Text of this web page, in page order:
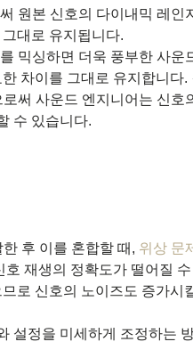
원본 신호의 다이내믹 레
대로 유지됩니다.
믹싱하면 더욱 풍부한 사
차이를 그대로 유지합니
써 사운드 엔지니어는 신
수 있습니다.
후 이를 혼합할 때, 위상 문
재생의 정확도가 떨어질
로 신호의 노이즈도 증가
설정을 미세하게 조정하는